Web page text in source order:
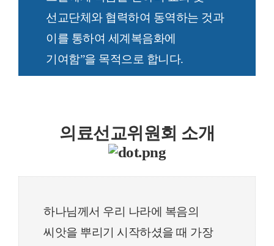
선교단체와 협력하여 동역하는 것과
이를 통하여 세계복음화에
기여함”을 목적으로 합니다.
의료선교위원회 소개
하나님께서 우리 나라에 복음의
씨앗을 뿌리기 시작하셨을 때 가장